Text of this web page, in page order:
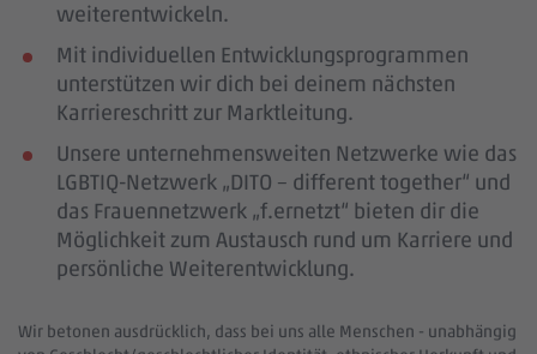
weiterentwickeln.
Mit individuellen Entwicklungsprogrammen
unterstützen wir dich bei deinem nächsten
Karriereschritt zur Marktleitung.
Unsere unternehmensweiten Netzwerke wie das
LGBTIQ-Netzwerk „DITO – different together“ und
das Frauennetzwerk „f.ernetzt“ bieten dir die
Möglichkeit zum Austausch rund um Karriere und
persönliche Weiterentwicklung.
Wir betonen ausdrücklich, dass bei uns alle Menschen - unabhängig